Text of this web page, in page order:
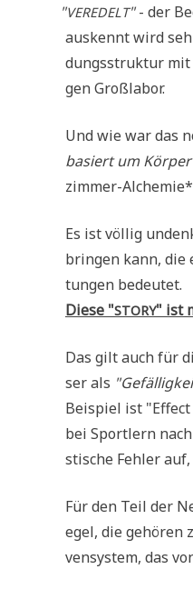
"VEREDELT"- der
aus­kennt wird
dungs­struk­tur
gen Großlabor.
Und wie war das
basiert um
zim­mer-
Es ist völ­lig
brin­gen kann, die
tun­gen bedeutet.
Die­se "STORY" ist
Das gilt auch für
ser als
Bei­spiel ist
bei Sport­lern
sti­sche Feh­ler
Für den Teil der
egel, die gehö­ren
ven­sy­stem, das